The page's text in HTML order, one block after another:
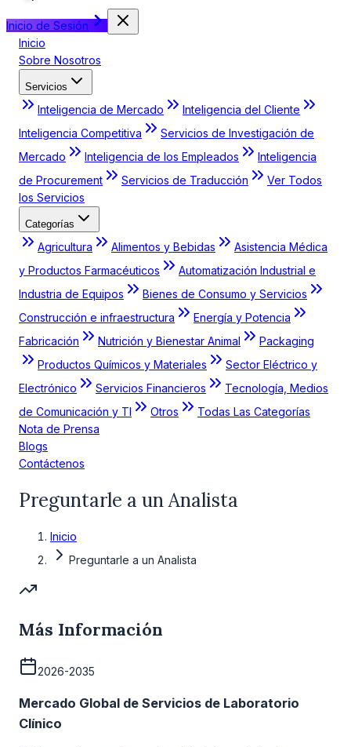
Inicio de Sesión
Inicio
Sobre Nosotros
Servicios
Inteligencia de Mercado
Inteligencia del Cliente
Inteligencia Competitiva
Servicios de Investigación de
Mercado
Inteligencia de los Empleados
Inteligencia
de Procurement
Servicios de Traducción
Ver Todos
los Servicios
Categorías
Agricultura Alimentos y Bebidas
Asistencia Médica
y Productos Farmacéuticos
Automatización Industrial e
Industria de Equipos
Bienes de Consumo y Servicios
Construcción e infraestructura
Energía y Potencia
Fabricación
Nutrición y Bienestar Animal
Packaging
Productos Químicos y Materiales
Sector Eléctrico y
Electrónico
Servicios Financieros
Tecnología, Medios
de Comunicación y TI
Otros
Todas Las Categorías
Nota de Prensa
Blogs
Contáctenos
Preguntarle a un Analista
Inicio
Preguntarle a un Analista
Más Información
2026-2035
Mercado Global de Servicios de Laboratorio
Clínico